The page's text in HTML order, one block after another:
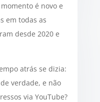
é novo e
em todas as
desde 2020 e
atrás se dizia:
verdade, e não
via YouTube?